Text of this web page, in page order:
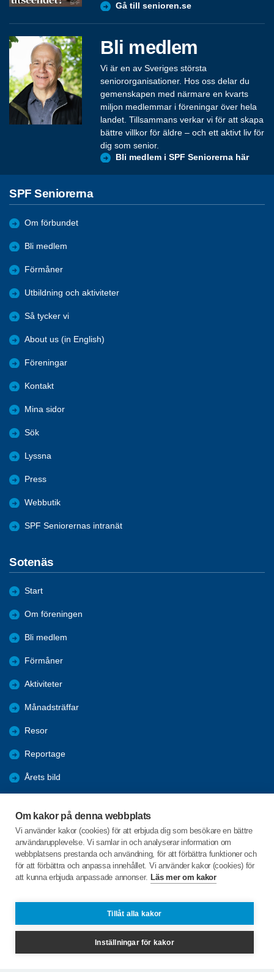
Om kakor på denna webbplats
Vi använder kakor (cookies) för att erbjuda dig som besökare en bättre
användarupplevelse. Vi samlar in och analyserar information om
webbplatsens prestanda och användning, för att förbättra funktioner och
för att förbättra och anpassa innehållet. Vi använder kakor (cookies) för
att kunna erbjuda anpassade annonser. Läs mer om kakor
Tillåt alla kakor
Inställningar för kakor
Gå till senioren.se
Bli medlem
Vi är en av Sveriges största
seniororganisationer. Hos oss delar du
gemenskapen med närmare en kvarts
miljon medlemmar i föreningar över hela
landet. Tillsammans verkar vi för att skapa
bättre villkor för äldre – och ett aktivt liv för
dig som senior.
Bli medlem i SPF Seniorerna här
SPF Seniorerna
Om förbundet
Bli medlem
Förmåner
Utbildning och aktiviteter
Så tycker vi
About us (in English)
Föreningar
Kontakt
Mina sidor
Sök
Lyssna
Press
Webbutik
SPF Seniorernas intranät
Sotenäs
Start
Om föreningen
Bli medlem
Förmåner
Aktiviteter
Månadsträffar
Resor
Reportage
Årets bild
Fredagsbridgen
Sponsorer
C/o:Lars-Erik Hagbert